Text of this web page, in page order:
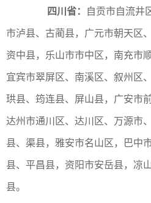
四川省： 自贡市自流井
市泸县、古蔺县，广元市朝天区
资中县，乐山市市中区，南充市
宜宾市翠屏区、南溪区、叙州区
珙县、筠连县、屏山县，广安市
达州市通川区、达川区、万源市
县、渠县，雅安市名山区，巴中
县、平昌县，资阳市安岳县，凉
县。